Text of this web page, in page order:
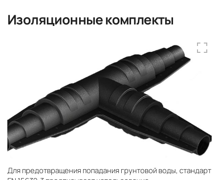
Изоляционные комплекты
Для предотвращения попадания грунтовой воды, стандарт